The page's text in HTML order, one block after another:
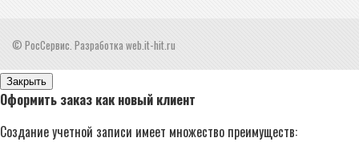
© РосСервис. Разработка web.it-hit.ru
Закрыть
Оформить заказ как новый клиент
Создание учетной записи имеет множество преимуществ: